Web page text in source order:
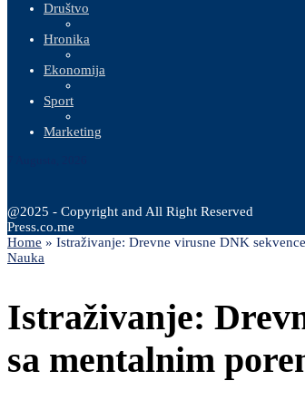
Društvo
Hronika
Ekonomija
Sport
Marketing
@2025 - Copyright and All Right Reserved
Press.co.me
Home » Istraživanje: Drevne virusne DNK
Nauka
Istraživanje:
sa mentalnim